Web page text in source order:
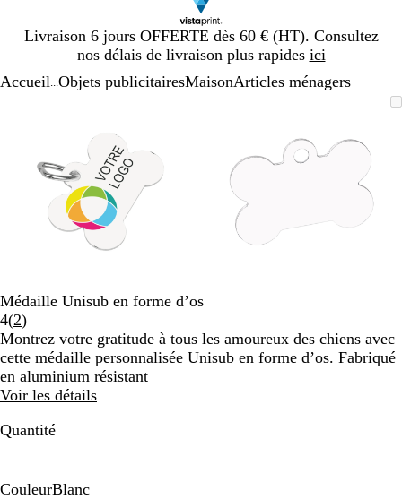
Livraison 6 jours OFFERTE dès 60 € (HT). Consultez
nos délais de livraison plus rapides ici
Diapositive
1
Accueil Objets publicitairesMaisonArticles ménagers
minimum
développer
touches
plus
et
moins
pour
zoomer
et
fléchées
faire
défiler
minimum
développer
touches
plus
zoomer
faire
défiler
Médaille Unisub en forme d’os
4(2Lire
les
2
avis
)
Montrez votre gratitude à tous les amoureux des chiens avec
cette médaille personnalisée Unisub en forme d’os. Fabriqué
en aluminium résistant
Voir les détails
Quantité
CouleurBlanc